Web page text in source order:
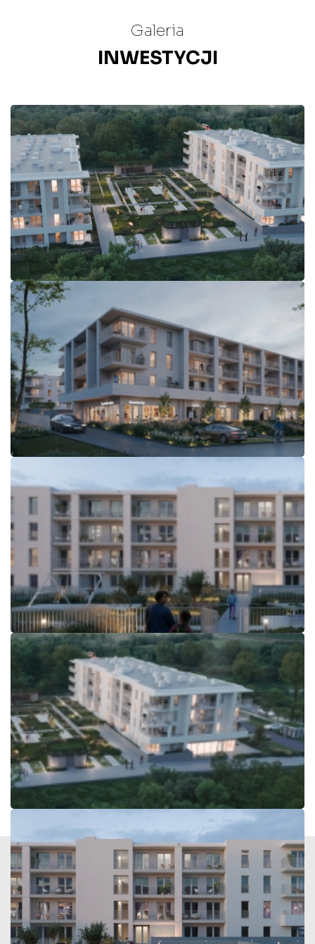
Galeria
INWESTYCJI